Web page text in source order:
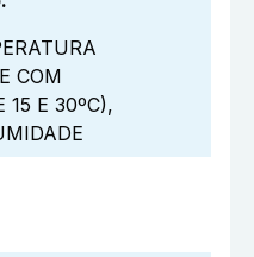
COM
15 E 30ºC),